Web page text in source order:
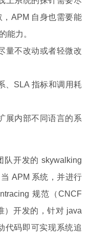
APM 自身也需要能
能力。
量不改动或者轻微改
、SLA 指标和调用耗
展内部不同语言的系
队开发的 skywalking
APM 系统，并进行
规范（CNCF
）开发的，针对 java
代码即可实现系统追